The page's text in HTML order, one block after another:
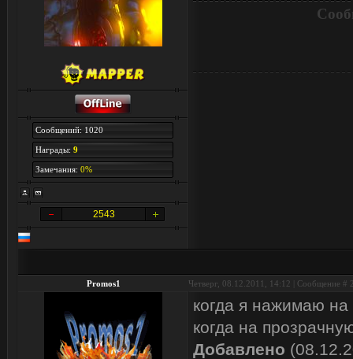
Сообщений: 1020
Награды: 9
Замечания: 0%
2543
Promos1 Четверг, 08.12.2011, 14:12 | Сообщение #
когда я нажимаю на
когда на
Добавлено